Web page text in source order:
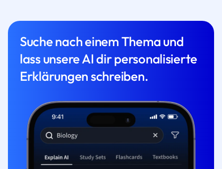
Suche nach einem Thema und
lass unsere AI dir personalisierte
Erklärungen schreiben.